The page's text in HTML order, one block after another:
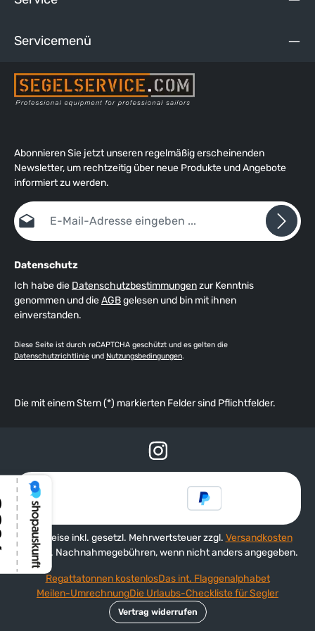
Bedienungsanleitung der Ronstan Orbit-Blöcke können Sie
Servicemenü
Abonnieren Sie jetzt unseren regelmäßig erscheinenden
Newsletter, um rechtzeitig über neue Produkte und Angebote
informiert zu werden.
E-Mail-Adresse*
Datenschutz
Ich habe die Datenschutzbestimmungenzur Kenntnis
genommen und dieAGBgelesen und bin mit ihnen
einverstanden.
Diese Seite ist durch reCAPTCHA geschützt und es gelten die
Datenschutzrichtlinie und Nutzungsbedingungen.
Die mit einem Stern (*) markierten Felder sind Pflichtfelder.
Alle Preise inkl. gesetzl. Mehrwertsteuer zzgl. Versandkosten
und ggf. Nachnahmegebühren, wenn nicht anders angegeben.
Regattatonnen kostenlosDas int. Flaggenalphabet
Meilen-UmrechnungDie Urlaubs-Checkliste für Segler
Vertrag widerrufen